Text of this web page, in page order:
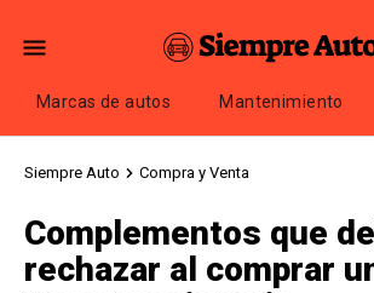
Marcas de autos Mantenimiento
Siempre Auto Compra y Venta
Complementos que
rechazar al comprar